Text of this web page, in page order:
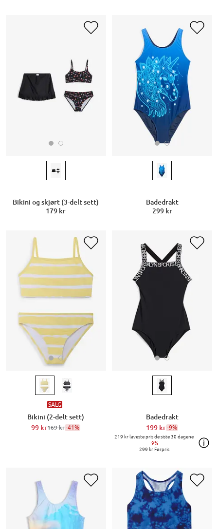
Bikini og skjørt (3-delt sett)
179 kr
Badedrakt
299 kr
SALG
Bikini (2-delt sett)
99 kr169 kr-41%
Badedrakt
199 kr-9%
219 krlaveste pris de siste 30 dagene
-9%
299 krFørpris